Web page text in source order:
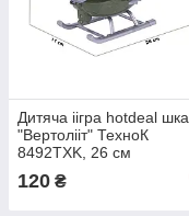
Дитяча іігра hotdeal шка
"Вертолііт" ТехноК
8492TXK, 26 см
120 ₴